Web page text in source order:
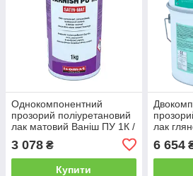
Однокомпонентний
прозорий поліуретановий
лак матовий Ваніш ПУ 1К /
3 078 ₴
Купити
лак
6 654